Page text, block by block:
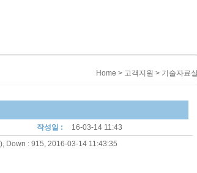
Home > 고객지원 > 기술자료실
작성일 :
16-03-14 11:43
Down : 915, 2016-03-14 11:43:35